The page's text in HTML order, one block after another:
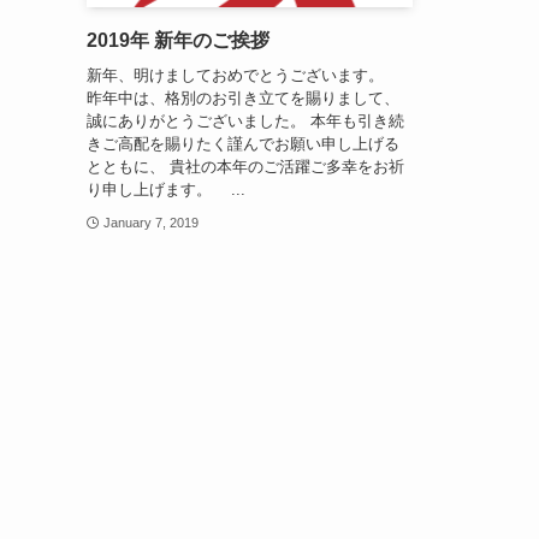
2019年 新年のご挨拶
新年、明けましておめでとうございます。
昨年中は、格別のお引き立てを賜りまして、
誠にありがとうございました。 本年も引き続
きご高配を賜りたく謹んでお願い申し上げる
とともに、 貴社の本年のご活躍ご多幸をお祈
り申し上げます。 ...
January 7, 2019